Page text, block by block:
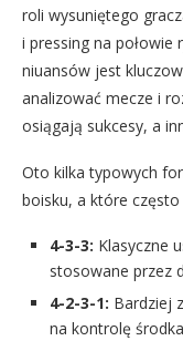
roli wysuniętego
i pressing na połowie
niuansów jest
analizować mecze i
osiągają sukcesy, a
Oto kilka typowych
boisku, a które często
4-3-3: Klasyczne
stosowane przez
4-2-3-1: Bardziej
na kontrolę